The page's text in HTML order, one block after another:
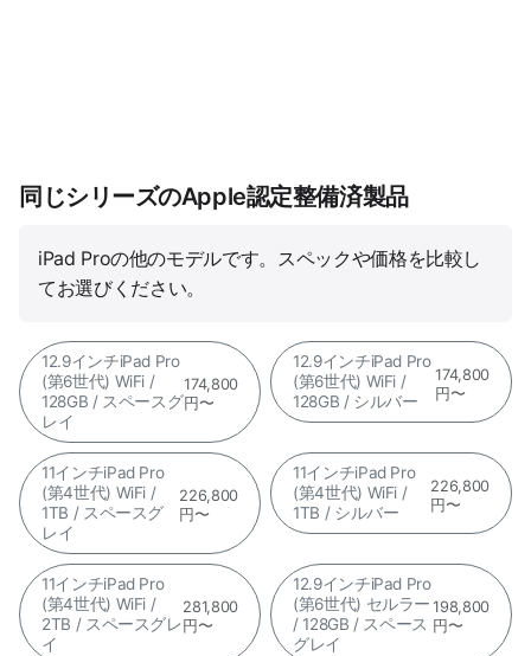
同じシリーズのApple認定整備済製品
iPad Proの他のモデルです。スペックや価格を比較し
てお選びください。
12.9インチiPad Pro
(第6世代) WiFi /
128GB / スペースグ
レイ
174,800
円〜
12.9インチiPad Pro
(第6世代) WiFi /
128GB / シルバー
174,800
円〜
11インチiPad Pro
(第4世代) WiFi /
1TB / スペースグ
レイ
226,800
円〜
11インチiPad Pro
(第4世代) WiFi /
1TB / シルバー
226,800
円〜
11インチiPad Pro
(第4世代) WiFi /
2TB / スペースグレ
イ
281,800
円〜
12.9インチiPad Pro
(第6世代) セルラー
/ 128GB / スペース
グレイ
198,800
円〜